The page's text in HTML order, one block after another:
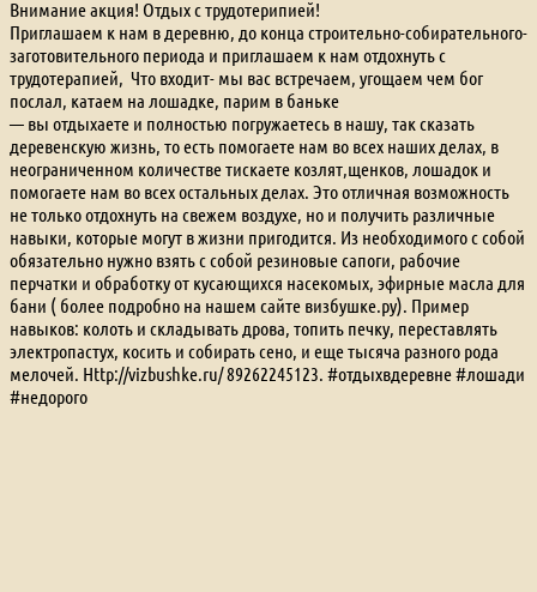
Внимание акция! Отдых с трудотерипией!
Приглашаем к нам в деревню, до конца строительно-собирательного-
заготовительного периода и приглашаем к нам отдохнуть с
трудотерапией, Что входит- мы вас встречаем, угощаем чем бог
послал, катаем на лошадке, парим в баньке
— вы отдыхаете и полностью погружаетесь в нашу, так сказать
деревенскую жизнь, то есть помогаете нам во всех наших делах, в
неограниченном количестве тискаете козлят,щенков, лошадок и
помогаете нам во всех остальных делах. Это отличная возможность
не только отдохнуть на свежем воздухе, но и получить различные
навыки, которые могут в жизни пригодится. Из необходимого с собой
обязательно нужно взять с собой резиновые сапоги, рабочие
перчатки и обработку от кусающихся насекомых, эфирные масла для
бани ( более подробно на нашем сайте визбушке.ру). Пример
навыков: колоть и складывать дрова, топить печку, переставлять
электропастух, косить и собирать сено, и еще тысяча разного рода
мелочей. Http://vizbushke.ru/ 89262245123. #отдыхвдеревне #лошади
#недорого